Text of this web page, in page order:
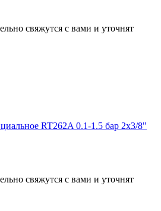
свяжутся с вами и уточнят
RT262A 0.1-1.5 бар 2х3/8"
свяжутся с вами и уточнят